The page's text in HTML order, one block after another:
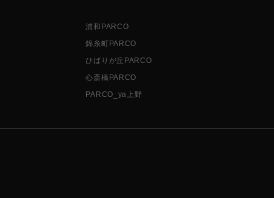
浦和PARCO
錦糸町PARCO
ひばりが丘PARCO
心斎橋PARCO
PARCO_ya上野